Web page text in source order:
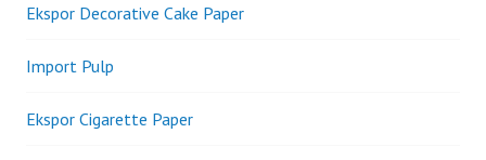
Ekspor Decorative Cake Paper
Import Pulp
Ekspor Cigarette Paper